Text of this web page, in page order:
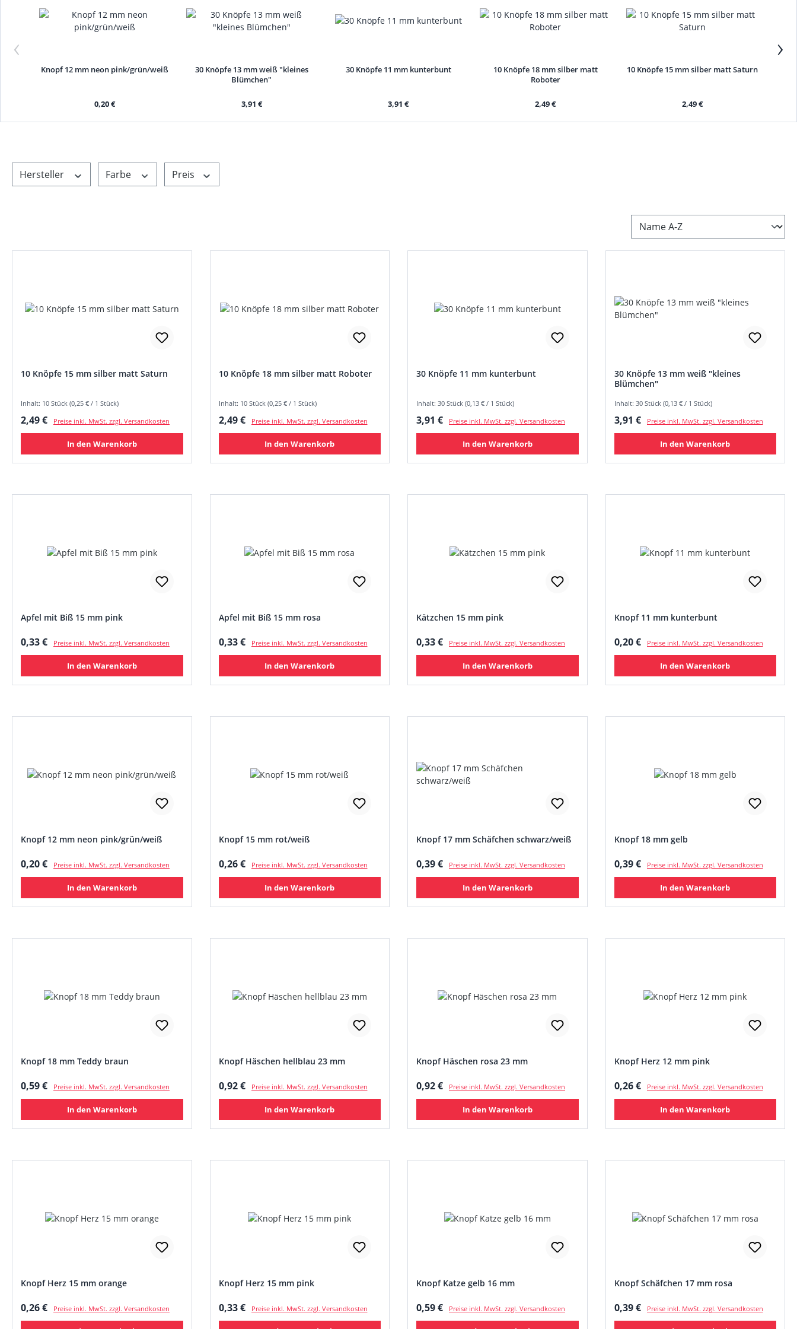
‹
Knopf 12 mm neon pink/grün/weiß
0,20 €
30 Knöpfe 13 mm weiß "kleines
Blümchen"
3,91 €
30 Knöpfe 11 mm kunterbunt
3,91 €
10 Knöpfe 18 mm silber matt
Roboter
2,49 €
10 Knöpfe 15 mm silber matt Saturn
2,49 €
›
Hersteller Farbe Preis
10 Knöpfe 15 mm silber matt Saturn
Inhalt: 10 Stück (0,25 € / 1 Stück)
Regulärer Preis:
2,49 € Preise inkl. MwSt. zzgl. Versandkosten
In den Warenkorb
10 Knöpfe 18 mm silber matt Roboter
Inhalt: 10 Stück (0,25 € / 1 Stück)
Regulärer Preis:
2,49 € Preise inkl. MwSt. zzgl. Versandkosten
In den Warenkorb
30 Knöpfe 11 mm kunterbunt
Inhalt: 30 Stück (0,13 € / 1 Stück)
Regulärer Preis:
3,91 € Preise inkl. MwSt. zzgl. Versandkosten
In den Warenkorb
30 Knöpfe 13 mm weiß "kleines
Blümchen"
Inhalt: 30 Stück (0,13 € / 1 Stück)
Regulärer Preis:
3,91 € Preise inkl. MwSt. zzgl. Versandkosten
In den Warenkorb
Apfel mit Biß 15 mm pink
Regulärer Preis:
0,33 € Preise inkl. MwSt. zzgl. Versandkosten
In den Warenkorb
Apfel mit Biß 15 mm rosa
Regulärer Preis:
0,33 € Preise inkl. MwSt. zzgl. Versandkosten
In den Warenkorb
Kätzchen 15 mm pink
Regulärer Preis:
0,33 € Preise inkl. MwSt. zzgl. Versandkosten
In den Warenkorb
Knopf 11 mm kunterbunt
Regulärer Preis:
0,20 € Preise inkl. MwSt. zzgl. Versandkosten
In den Warenkorb
Knopf 12 mm neon pink/grün/weiß
Regulärer Preis:
0,20 € Preise inkl. MwSt. zzgl. Versandkosten
In den Warenkorb
Knopf 15 mm rot/weiß
Regulärer Preis:
0,26 € Preise inkl. MwSt. zzgl. Versandkosten
In den Warenkorb
Knopf 17 mm Schäfchen schwarz/weiß
Regulärer Preis:
0,39 € Preise inkl. MwSt. zzgl. Versandkosten
In den Warenkorb
Knopf 18 mm gelb
Regulärer Preis:
0,39 € Preise inkl. MwSt. zzgl. Versandkosten
In den Warenkorb
Knopf 18 mm Teddy braun
Regulärer Preis:
0,59 € Preise inkl. MwSt. zzgl. Versandkosten
In den Warenkorb
Knopf Häschen hellblau 23 mm
Regulärer Preis:
0,92 € Preise inkl. MwSt. zzgl. Versandkosten
In den Warenkorb
Knopf Häschen rosa 23 mm
Regulärer Preis:
0,92 € Preise inkl. MwSt. zzgl. Versandkosten
In den Warenkorb
Knopf Herz 12 mm pink
Regulärer Preis:
0,26 € Preise inkl. MwSt. zzgl. Versandkosten
In den Warenkorb
Knopf Herz 15 mm orange
Regulärer Preis:
0,26 € Preise inkl. MwSt. zzgl. Versandkosten
Knopf Herz 15 mm pink
Regulärer Preis:
0,33 € Preise inkl. MwSt. zzgl. Versandkosten
Knopf Katze gelb 16 mm
Regulärer Preis:
0,59 € Preise inkl. MwSt. zzgl. Versandkosten
Knopf Schäfchen 17 mm rosa
Regulärer Preis:
0,39 € Preise inkl. MwSt. zzgl. Versandkosten